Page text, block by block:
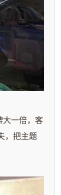
一倍，客
，把主题